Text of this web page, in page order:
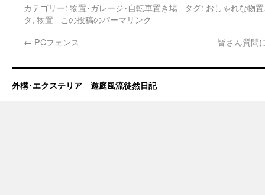
カテゴリー: 物置･ガレージ･自転車置き場 タグ: おしゃれな物置
タ, 物置
この投稿のパーマリンク
← PCフェンス 皆さん質問
外構･エクステリア 遊庭風流徒然日記